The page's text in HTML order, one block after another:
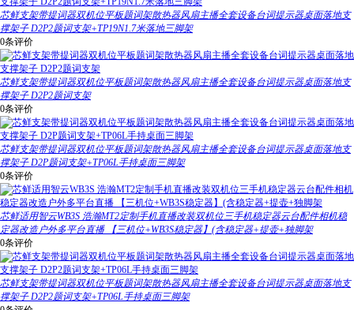
芯鲜支架带提词器双机位平板题词架散热器风扇主播全套设备台词提示器桌面落地支
撑架子 D2P2题词支架+TP19N1.7米落地三脚架
0条评价
芯鲜支架带提词器双机位平板题词架散热器风扇主播全套设备台词提示器桌面落地支
撑架子 D2P2题词支架
0条评价
芯鲜支架带提词器双机位平板题词架散热器风扇主播全套设备台词提示器桌面落地支
撑架子 D2P题词支架+TP06L手持桌面三脚架
0条评价
芯鲜适用智云WB3S 浩瀚MT2定制手机直播改装双机位三手机稳定器云台配件相机稳
定器改造户外多平台直播 【三机位+WB3S稳定器】(含稳定器+提壶+独脚架
0条评价
芯鲜支架带提词器双机位平板题词架散热器风扇主播全套设备台词提示器桌面落地支
撑架子 D2P2题词支架+TP06L手持桌面三脚架